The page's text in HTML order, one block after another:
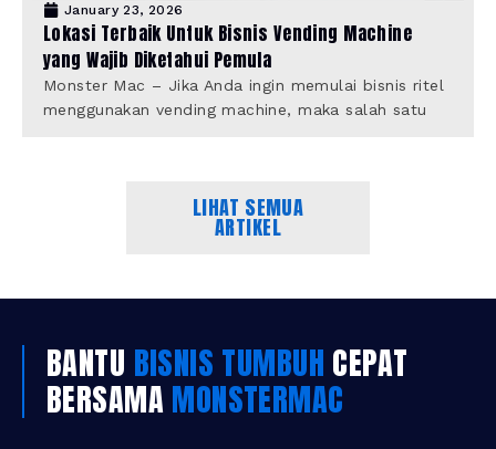
January 23, 2026
Lokasi Terbaik Untuk Bisnis Vending Machine
yang Wajib Diketahui Pemula
Monster Mac – Jika Anda ingin memulai bisnis ritel
menggunakan vending machine, maka salah satu
LIHAT SEMUA
ARTIKEL
BANTU BISNIS TUMBUH CEPAT
BERSAMAMONSTERMAC